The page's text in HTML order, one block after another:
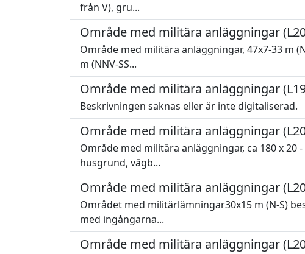
från V), gru...
Område med militära anläggningar
Område med militära anläggningar, 47x7-33 m
m (NNV-SS...
Område med militära anläggningar
Beskrivningen saknas eller är inte digitaliserad.
Område med militära anläggningar
Område med militära anläggningar, ca 180 x
husgrund, vägb...
Område med militära anläggningar
Området med militärlämningar30x15 m (N-S)
med ingångarna...
Område med militära anläggningar